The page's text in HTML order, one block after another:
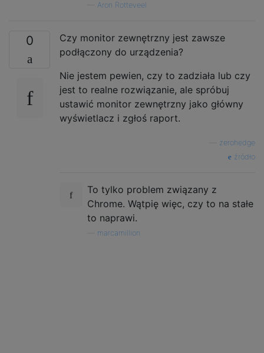
Aron Rotteveel
0
Czy monitor zewnętrzny jest zawsze
podłączony do urządzenia?
Nie jestem pewien, czy to zadziała lub czy
jest to realne rozwiązanie, ale spróbuj
ustawić monitor zewnętrzny jako główny
wyświetlacz i zgłoś raport.
zerohedge
źródło
To tylko problem związany z
Chrome. Wątpię więc, czy to na stałe
to naprawi.
marcamillion